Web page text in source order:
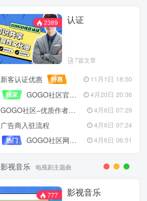
2389 认证
7篇文章
新客认证优惠 特惠
11月1日 18:50
独家
GOGO社区官方成员认证 4月20日 20:36
GOGO社区–优质作者认证 4月6日 07:29
广告商入驻流程
4月6日 07:24
热门
GOGO社区网站搭建(自助服务) 4月6日 06:51
影视音乐 电视剧主题曲
777 影视音乐